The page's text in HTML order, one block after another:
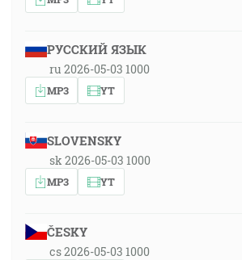
РУССКИЙ ЯЗЫК
ru 2026-05-03 1000
MP3 YT
SLOVENSKY
sk 2026-05-03 1000
MP3 YT
ČESKY
cs 2026-05-03 1000